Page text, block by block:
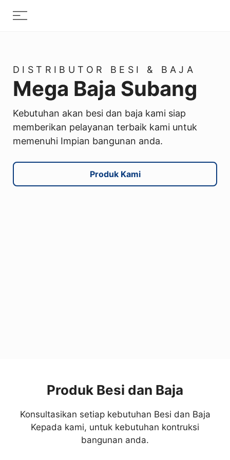
Menu
DISTRIBUTOR BESI & BAJA
Mega Baja Subang
Kebutuhan akan besi dan baja kami siap
memberikan pelayanan terbaik kami untuk
memenuhi Impian bangunan anda.
Produk Kami
Produk Besi dan Baja
Konsultasikan setiap kebutuhan Besi dan Baja
Kepada kami, untuk kebutuhan kontruksi
bangunan anda.